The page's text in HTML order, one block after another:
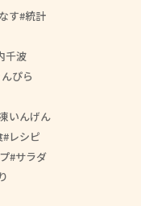
す 統計
千波
ぴら
いんげん
レシピ
サラダ